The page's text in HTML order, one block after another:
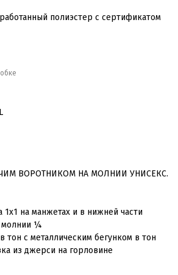
полиэстер с сертификатом
ВОРОТНИКОМ НА МОЛНИИ УНИСЕКС.
1x1 на манжетах и в нижней части
молнии ¼
тон с металлическим бегунком в тон
из джерси на горловине